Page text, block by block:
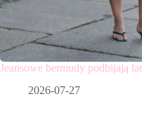
Jeansowe bermudy podbijają
2026-07-27